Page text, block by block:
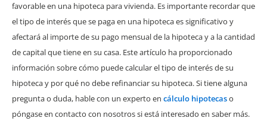
favorable en una hipoteca para vivienda. Es importante recordar que
el tipo de interés que se paga en una hipoteca es significativo y
afectará al importe de su pago mensual de la hipoteca y a la cantidad
de capital que tiene en su casa. Este artículo ha proporcionado
información sobre cómo puede calcular el tipo de interés de su
hipoteca y por qué no debe refinanciar su hipoteca. Si tiene alguna
pregunta o duda, hable con un experto en cálculo hipotecaso
póngase en contacto con nosotros si está interesado en saber más.